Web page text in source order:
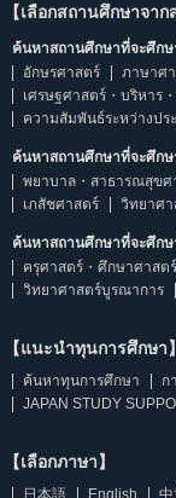
【เลือกสถานศึกษาจาก
ค้นหาสถานศึกษาที่จะศึก
อักษรศาสตร์
ภาษาศ
เศรษฐศาสตร์・บริหาร
ความสัมพันธ์ระหว่างปร
ค้นหาสถานศึกษาที่จะศึก
พยาบาล・สาธารณสุขศ
เภสัชศาสตร์
วิทยาศา
ค้นหาสถานศึกษาที่จะศึก
ครุศาสตร์・ศึกษาศาสตร์
วิทยาศาสตร์บูรณาการ
【แนะนำทุนการศึกษา】
ค้นหาทุนการศึกษา
ก
JAPAN STUDY
【เลือกภาษา】
日本語 English 中